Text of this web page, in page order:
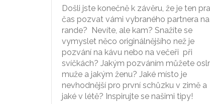
Došli jste konečně k závěru, že je ten
čas pozvat vámi vybraného partnera na
rande? Nevíte, ale kam? Snažíte se
vymyslet něco originálnějšího než je
pozvání na kávu nebo na večeři při
svíčkách? Jakým pozváním můžete
muže a jakým ženu? Jaké místo je
nevhodnější pro první schůzku v zimě a
jaké v létě? Inspirujte se našimi tipy!